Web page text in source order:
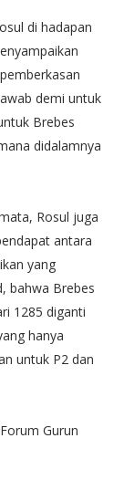
di hadapan
demi untuk
Brebes
didalamnya
Rosul juga
antara
yang
bahwa Brebes
1285 diganti
hanya
untuk P2 dan
Gurun